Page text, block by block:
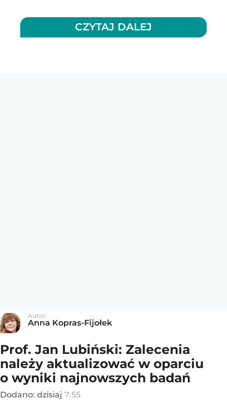
CZYTAJ DALEJ
Autor:
Anna Kopras-Fijołek
Prof. Jan Lubiński: Zalecenia
należy aktualizować w oparciu
o wyniki najnowszych badań
Dodano: dzisiaj 7:55